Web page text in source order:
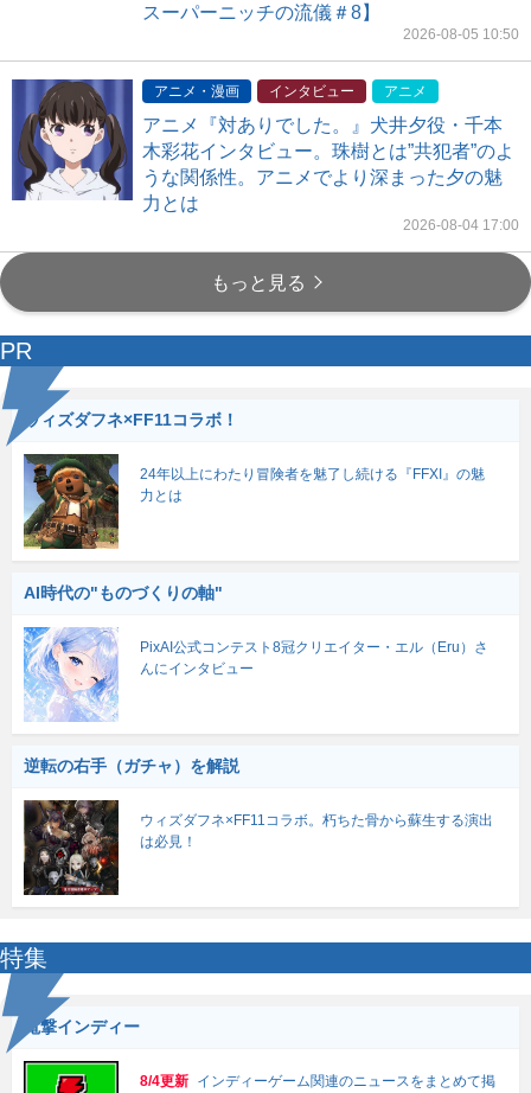
スーパーニッチの流儀＃8】
2026-08-05 10:50
アニメ・漫画 インタビュー アニメ
アニメ『対ありでした。』犬井夕役・千本
木彩花インタビュー。珠樹とは”共犯者”のよ
うな関係性。アニメでより深まった夕の魅
力とは
2026-08-04 17:00
もっと見る
PR
ウィズダフネ×FF11コラボ！
24年以上にわたり冒険者を魅了し続ける『FFXI』の魅
力とは
AI時代の"ものづくりの軸"
PixAI公式コンテスト8冠クリエイター・エル（Eru）さ
んにインタビュー
逆転の右手（ガチャ）を解説
ウィズダフネ×FF11コラボ。朽ちた骨から蘇生する演出
は必見！
特集
電撃インディー
8/4更新 インディーゲーム関連のニュースをまとめて掲